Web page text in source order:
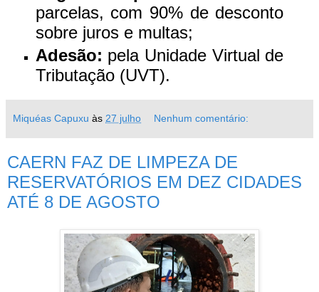
parcelas, com 90% de desconto
sobre juros e multas;
Adesão: pela Unidade Virtual de
Tributação (UVT).
Miquéas Capuxu às 27 julho Nenhum comentário:
CAERN FAZ DE LIMPEZA DE
RESERVATÓRIOS EM DEZ CIDADES
ATÉ 8 DE AGOSTO